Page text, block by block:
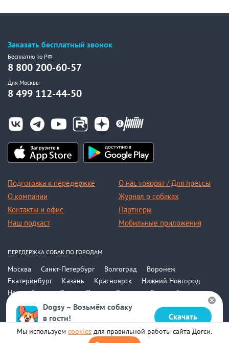
Dogsy – Возьмём собаку
в гости!
Бесплатно в Google Play
Скачать
На карте
Заказать бесплатный звонок
Бесплатно по РФ
8 800 200-60-57
Для Москвы
8 499 112-44-50
Подготовка к передержке
О компании
Контакты и офис
Наш подкаст
О нас говорят / Для прессы
Журнал о собаках
Партнеры
Мобильные приложения
© 2015-2026, ООО «Догси»
Политика конфиденциальности
ПЕРЕДЕРЖКА СОБАК ПО ГОРОДАМ
Москва Санкт-Петербург Волгоград
Воронеж
Екатеринбург
Казань Красноярск
Нижний Новгород
Новосибирск
Омск Пермь Ростов-на-Дону
Самара
Саратов
Уфа Челябинск Все города
Мы используем cookies для правильной работы сайта Догси.